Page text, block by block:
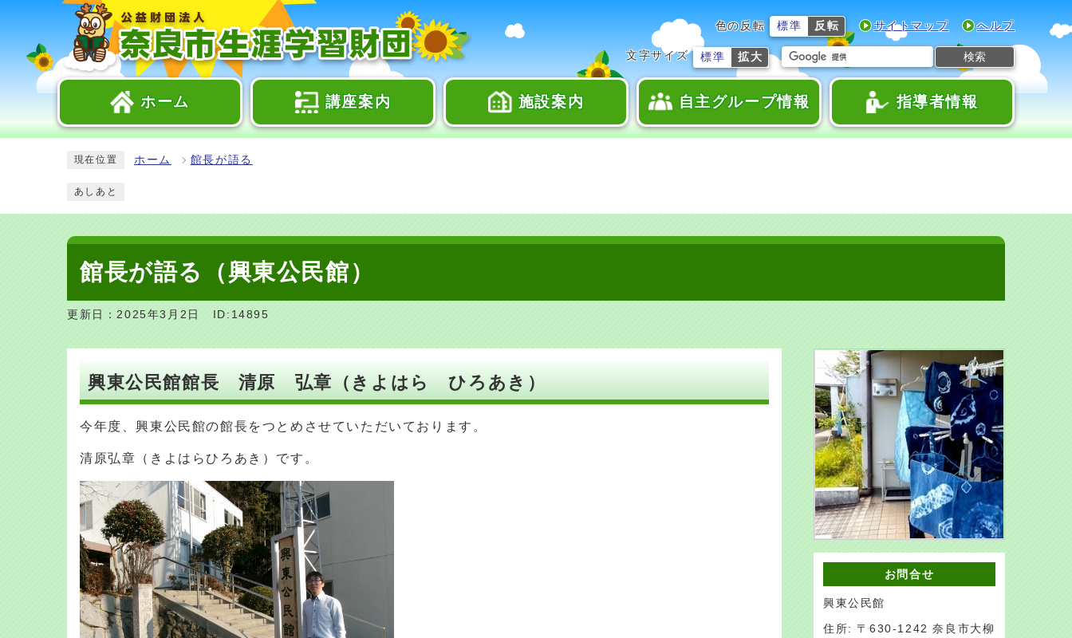
色の反転 標準 反転 サイトマップ ヘルプ
文字サイズ 標準 拡大 検索
ホーム 講座案内 施設案内 自主グループ情報 指導者情報
現在位置 ホーム 館長が語る
あしあと
館長が語る（興東公民館）
更新日：2025年3月2日 ID:14895
興東公民館館長 清原 弘章（きよはら ひろあき）
今年度、興東公民館の館長をつとめさせていただいております。
清原弘章（きよはらひろあき）です。
お問合せ
興東公民館
住所: 〒630-1242 奈良市大柳